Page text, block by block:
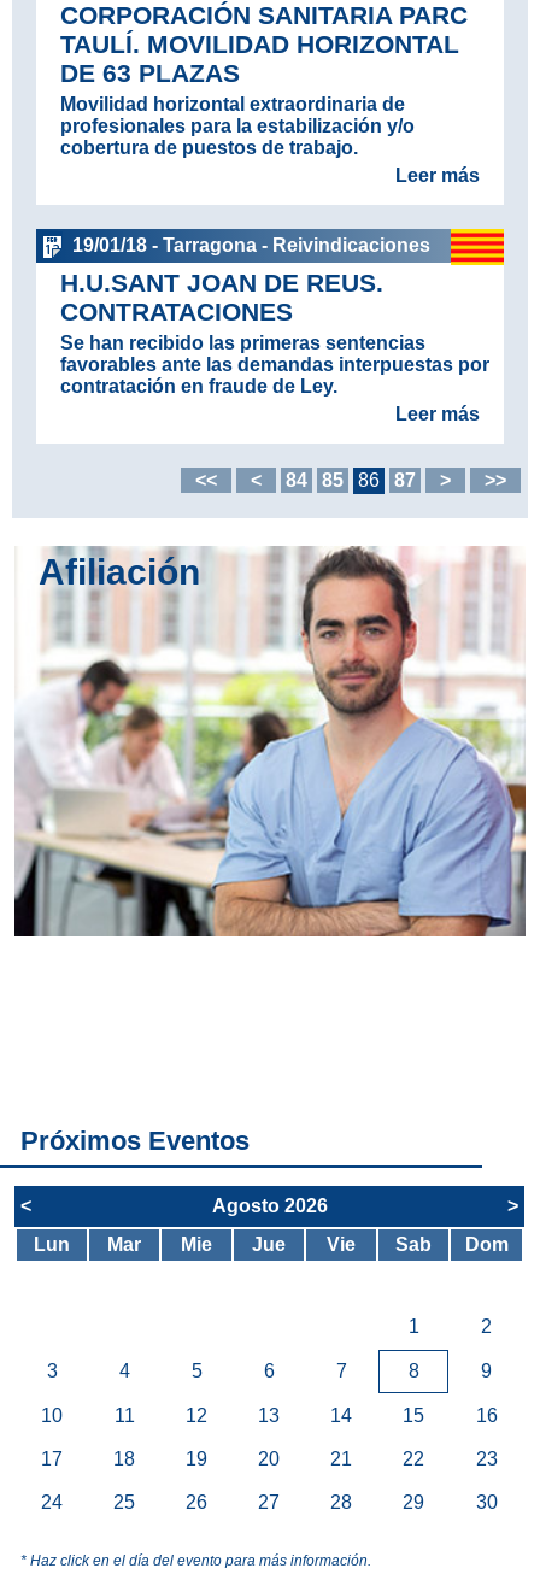
CORPORACIÓN SANITARIA PARC
TAULÍ. MOVILIDAD HORIZONTAL
DE 63 PLAZAS
Movilidad horizontal extraordinaria de
profesionales para la estabilización y/o
cobertura de puestos de trabajo.
Leer más
19/01/18 - Tarragona - Reivindicaciones
H.U.SANT JOAN DE REUS.
CONTRATACIONES
Se han recibido las primeras sentencias
favorables ante las demandas interpuestas por
contratación en fraude de Ley.
Leer más
<< < 84 85 86 87 > >>
Afiliación
Próximos Eventos
< Agosto 2026
>
Lun
Mar Mie Jue Vie Sab Dom
1 2
3 4 5 6 7 8 9
10 11 12 13 14 15 16
17 18 19 20 21 22 23
24 25 26 27 28 29 30
* Haz click en el día del evento para más información.